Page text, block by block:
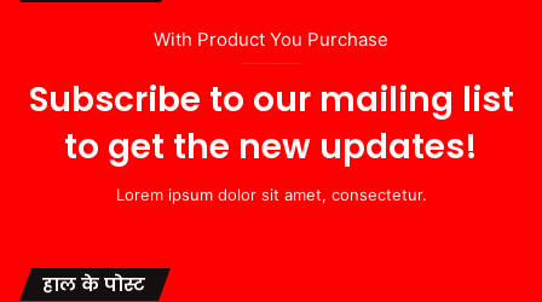
With Product You Purchase
Subscribe to our mailing list
to get the new updates!
Lorem ipsum dolor sit amet, consectetur.
हाल के पोस्ट